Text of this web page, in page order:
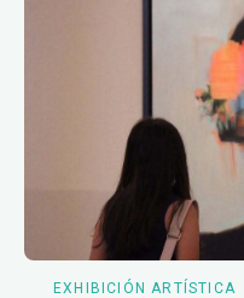
EXHIBICIÓN ARTÍSTICA